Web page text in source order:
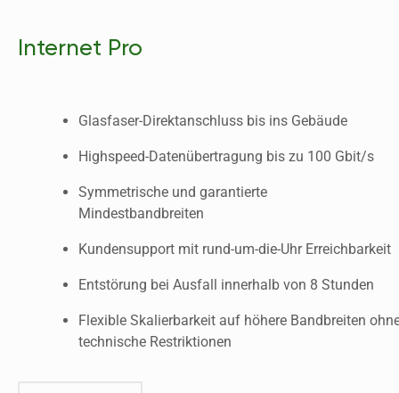
Internet Pro
Glasfaser-Direktanschluss bis ins Gebäude
Highspeed-Datenübertragung bis zu 100 Gbit/s
Symmetrische und garantierte
Mindestbandbreiten
Kundensupport mit rund-um-die-Uhr Erreichbarkeit
Entstörung bei Ausfall innerhalb von 8 Stunden
Flexible Skalierbarkeit auf höhere Bandbreiten
technische Restriktionen